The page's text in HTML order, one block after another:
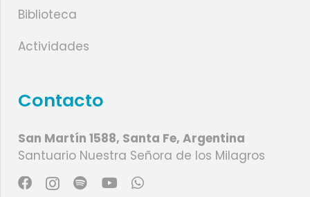
Biblioteca
Actividades
Contacto
San Martín 1588, Santa Fe, Argentina
Santuario Nuestra Señora de los Milagros